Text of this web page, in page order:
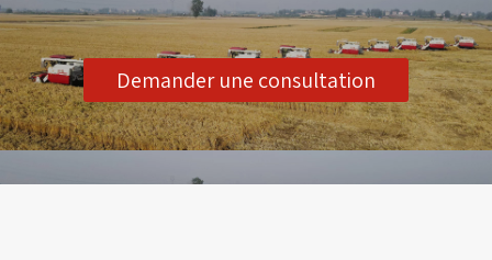
Demander une consultation